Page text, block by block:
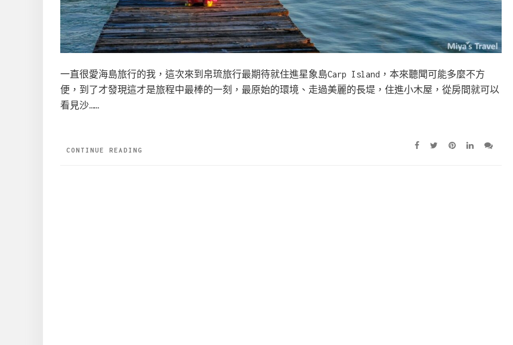
一直很愛海島旅行的我，這次來到帛琉旅行最期待就住進星象島Carp Island，本來聽聞可能多麼不方
便，到了才發現這才是旅程中最棒的一刻，最原始的環境、走過美麗的長堤，住進小木屋，從房間就可以
看見沙……
CONTINUE READING